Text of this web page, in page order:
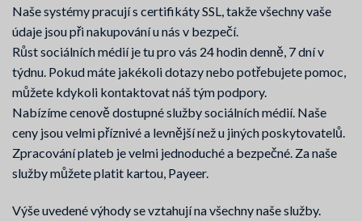
Naše systémy pracují s certifikáty SSL, takže všechny vaše
údaje jsou při nakupování u nás v bezpečí.
Růst sociálních médií je tu pro vás 24 hodin denně, 7 dní v
týdnu. Pokud máte jakékoli dotazy nebo potřebujete pomoc,
můžete kdykoli kontaktovat náš tým podpory.
Nabízíme cenově dostupné služby sociálních médií. Naše
ceny jsou velmi příznivé a levnější než u jiných poskytovatelů.
Zpracování plateb je velmi jednoduché a bezpečné. Za naše
služby můžete platit kartou, Payeer.
Výše uvedené výhody se vztahují na všechny naše služby.